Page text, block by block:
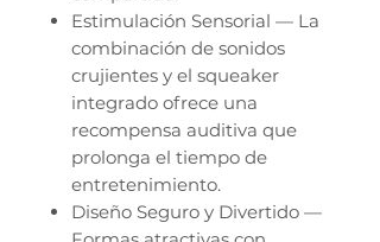
Estimulación Sensorial — La
combinación de sonidos
crujientes y el squeaker
integrado ofrece una
recompensa auditiva que
prolonga el tiempo de
entretenimiento.
Diseño Seguro y Divertido —